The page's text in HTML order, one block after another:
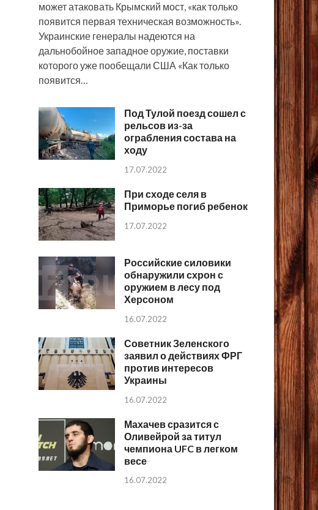
может атаковать Крымский мост, «как только
появится первая техническая возможность».
Украинские генералы надеются на
дальнобойное западное оружие, поставки
которого уже пообещали США «Как только
появится…
Под Тулой поезд сошел с
рельсов из-за
ограбления состава на
ходу
17.07.2022
При сходе селя в
Приморье погиб ребенок
17.07.2022
Российские силовики
обнаружили схрон с
оружием в лесу под
Херсоном
16.07.2022
Советник Зеленского
заявил о действиях ФРГ
против интересов
Украины
16.07.2022
Махачев сразится с
Оливейрой за титул
чемпиона UFC в легком
весе
16.07.2022